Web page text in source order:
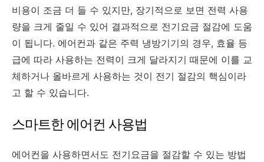
비용이 조금 더 들 수 있지만, 장기적으로 보면 전력 사용
량을 크게 줄일 수 있어 결과적으로 전기요금 절감에 도움
이 됩니다. 에어컨과 같은 주력 냉방기기의 경우, 효율 등
급에 따라 사용하는 전력이 크게 달라지기 때문에 이를 교
체하거나 올바르게 사용하는 것이 전기 절감의 핵심이라
고 할 수 있습니다.
스마트한 에어컨 사용법
에어컨을 사용하면서도 전기요금을 절감할 수 있는 방법